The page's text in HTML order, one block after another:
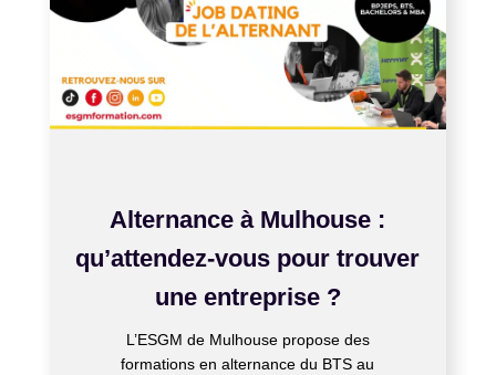
Alternance à Mulhouse :
qu’attendez-vous pour trouver
une entreprise ?
L’ESGM de Mulhouse propose des
formations en alternance du BTS au